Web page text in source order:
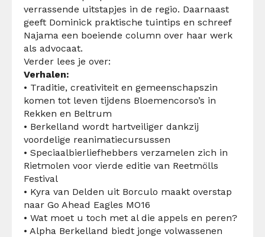
verrassende uitstapjes in de regio. Daarnaast
geeft Dominick praktische tuintips en schreef
Najama een boeiende column over haar werk
als advocaat.
Verder lees je over:
Verhalen:
• Traditie, creativiteit en gemeenschapszin
komen tot leven tijdens Bloemencorso’s in
Rekken en Beltrum
• Berkelland wordt hartveiliger dankzij
voordelige reanimatiecursussen
• Speciaalbierliefhebbers verzamelen zich in
Rietmolen voor vierde editie van Reetmölls
Festival
• Kyra van Delden uit Borculo maakt overstap
naar Go Ahead Eagles MO16
• Wat moet u toch met al die appels en peren?
• Alpha Berkelland biedt jonge volwassenen